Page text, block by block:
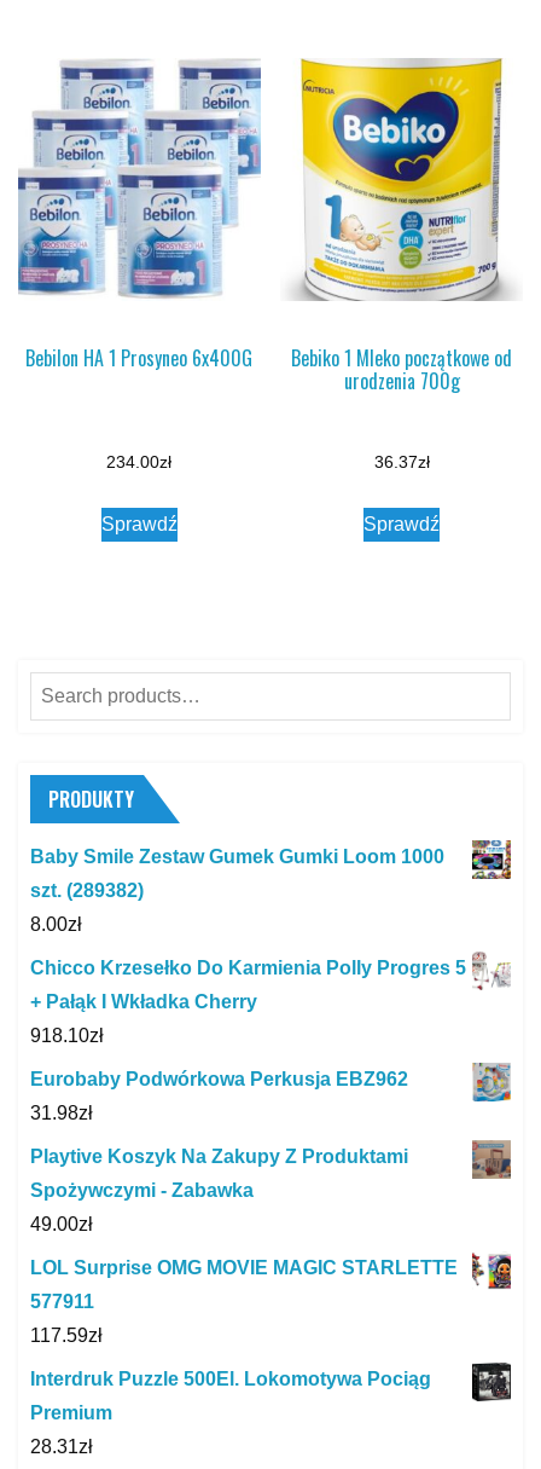
Bebilon HA 1 Prosyneo 6x400G
234.00zł
Sprawdź
Bebiko 1 Mleko początkowe od
urodzenia 700g
36.37zł
Sprawdź
Search
for:
PRODUKTY
Baby Smile Zestaw Gumek Gumki Loom 1000
szt. (289382)
8.00zł
Chicco Krzesełko Do Karmienia Polly Progres 5
+ Pałąk I Wkładka Cherry
918.10zł
Eurobaby Podwórkowa Perkusja EBZ962
31.98zł
Playtive Koszyk Na Zakupy Z Produktami
Spożywczymi - Zabawka
49.00zł
LOL Surprise OMG MOVIE MAGIC STARLETTE
577911
117.59zł
Interdruk Puzzle 500El. Lokomotywa Pociąg
Premium
28.31zł